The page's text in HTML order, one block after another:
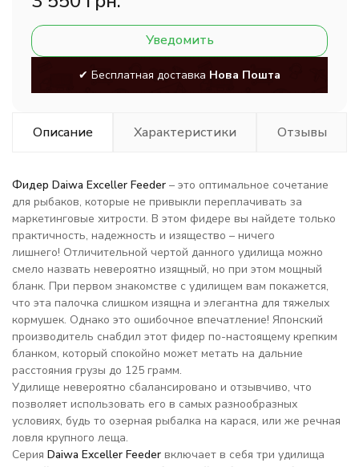
Уведомить
✔ Бесплатная доставка Нова Пошта
Описание Характеристики Отзывы
Фидер Daiwa Exceller Feeder – это оптимальное сочетание
для рыбаков, которые не привыкли переплачивать за
маркетинговые хитрости. В этом фидере вы найдете только
практичность, надежность и изящество – ничего
лишнего! Отличительной чертой данного удилища можно
смело назвать невероятно изящный, но при этом мощный
бланк. При первом знакомстве с удилищем вам покажется,
что эта палочка слишком изящна и элегантна для тяжелых
кормушек. Однако это ошибочное впечатление! Японский
производитель снабдил этот фидер по-настоящему крепким
бланком, который спокойно может метать на дальние
расстояния грузы до 125 грамм.
Удилище невероятно сбалансировано и отзывчиво, что
позволяет использовать его в самых разнообразных
условиях, будь то озерная рыбалка на карася, или же речная
ловля крупного леща.
Серия Daiwa Exceller Feeder включает в себя три удилища